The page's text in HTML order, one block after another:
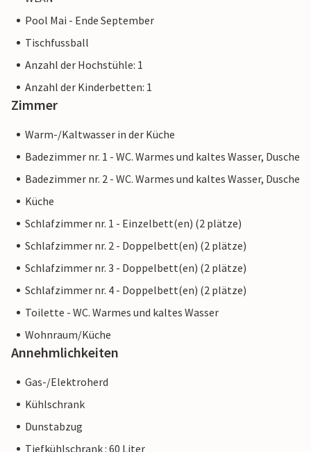
Pool Mai - Ende September
Tischfussball
Anzahl der Hochstühle: 1
Anzahl der Kinderbetten: 1
Zimmer
Warm-/Kaltwasser in der Küche
Badezimmer nr. 1 - WC. Warmes und kaltes Wasser, Dusche
Badezimmer nr. 2 - WC. Warmes und kaltes Wasser, Dusche
Küche
Schlafzimmer nr. 1 - Einzelbett(en) (2 plätze)
Schlafzimmer nr. 2 - Doppelbett(en) (2 plätze)
Schlafzimmer nr. 3 - Doppelbett(en) (2 plätze)
Schlafzimmer nr. 4 - Doppelbett(en) (2 plätze)
Toilette - WC. Warmes und kaltes Wasser
Wohnraum/Küche
Annehmlichkeiten
Gas-/Elektroherd
Kühlschrank
Dunstabzug
Tiefkühlschrank : 60 Liter